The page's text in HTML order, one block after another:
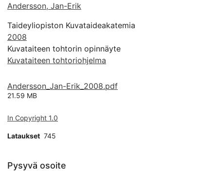
Andersson, Jan-Erik
Taideyliopiston Kuvataideakatemia
2008
Kuvataiteen tohtorin opinnäyte
Kuvataiteen tohtoriohjelma
Andersson_Jan-Erik_2008.pdf
21.59 MB
In Copyright 1.0
Lataukset 745
Pysyvä osoite